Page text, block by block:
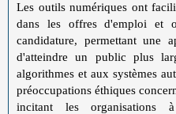
Les outils numériques ont
dans les offres d'emploi et
candidature, permettant une
d'atteindre un public plus
algorithmes et aux systèmes
préoccupations éthiques
incitant les organisations